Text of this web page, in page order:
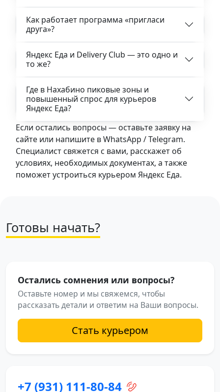
Как работает программа «пригласи
друга»?
Яндекс Еда и Delivery Club — это одно и
то же?
Где в Нахабино пиковые зоны и
повышенный спрос для курьеров
Яндекс Еда?
Если остались вопросы — оставьте заявку на
сайте или напишите в WhatsApp / Telegram.
Специалист свяжется с вами, расскажет об
условиях, необходимых документах, а также
поможет устроиться курьером Яндекс Еда.
Готовы начать?
Остались сомнения или вопросы?
Оставьте номер и мы свяжемся, чтобы
рассказать детали и ответим на Ваши вопросы.
Стать курьером
+7 (931) 111-80-84